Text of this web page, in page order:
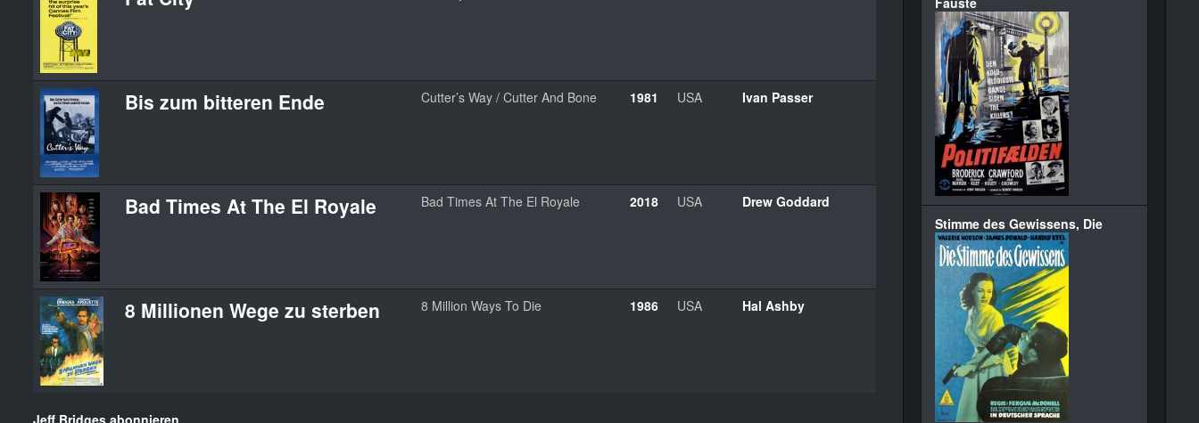
Bis zum bitteren Ende Cutter’s Way / Cutter And Bone 1981 USA Ivan Passer
Bad Times At The El Royale Bad Times At The El Royale 2018 USA Drew Goddard
8 Millionen Wege zu sterben 8 Million Ways To Die 1986 USA Hal Ashby
Jeff Bridges abonnieren
Stimme des Gewissens, Die